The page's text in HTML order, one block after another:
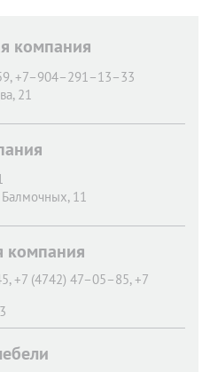
компания
+7–904–291–13–33
21
Балмочных, 11
компания
+7 (4742) 47–05–85, +7